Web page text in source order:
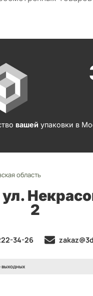
вашей упаковки в
область
2
34-26
выходных